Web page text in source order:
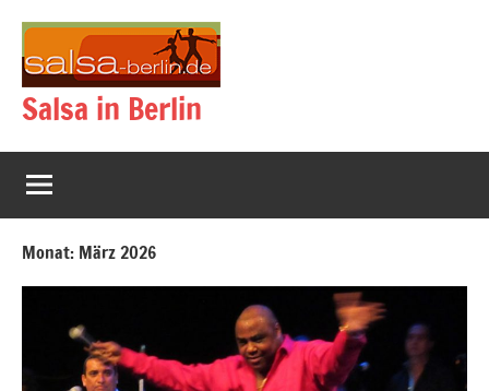
springen
Salsa in Berlin
Monat: März 2026